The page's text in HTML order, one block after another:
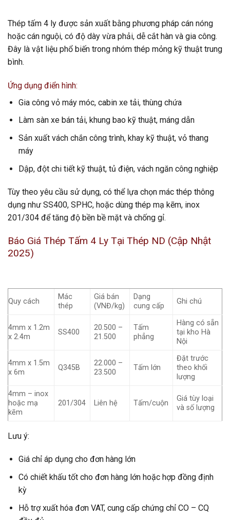
Thép tấm 4 ly được sản xuất bằng phương pháp cán nóng
hoặc cán nguội, có độ dày vừa phải, dễ cắt hàn và gia công.
Đây là vật liệu phổ biến trong nhóm thép mỏng kỹ thuật trung
bình.
Ứng dụng điển hình:
Gia công vỏ máy móc, cabin xe tải, thùng chứa
Làm sàn xe bán tải, khung bao kỹ thuật, máng dẫn
Sản xuất vách chắn công trình, khay kỹ thuật, vỏ thang
máy
Dập, đột chi tiết kỹ thuật, tủ điện, vách ngăn công nghiệp
Tùy theo yêu cầu sử dụng, có thể lựa chọn mác thép thông
dụng như SS400, SPHC, hoặc dùng thép mạ kẽm, inox
201/304 để tăng độ bền bề mặt và chống gỉ.
Báo Giá Thép Tấm 4 Ly Tại Thép ND (Cập Nhật
2025)
Quy cách
Mác
thép
Giá bán
(VNĐ/kg)
Dạng
cung cấp
Ghi chú
4mm x 1.2m
x 2.4m
SS400
20.500 –
21.500
Tấm
phẳng
Hàng có sẵn
tại kho Hà
Nội
4mm x 1.5m
x 6m
Q345B
22.000 –
23.500
Tấm lớn
Đặt trước
theo khối
lượng
4mm – inox
hoặc mạ
kẽm
201/304 Liên hệ Tấm/cuộn
Giá tùy loại
và số lượng
Lưu ý:
Giá chỉ áp dụng cho đơn hàng lớn
Có chiết khấu tốt cho đơn hàng lớn hoặc hợp đồng định
kỳ
Hỗ trợ xuất hóa đơn VAT, cung cấp chứng chỉ CO – CQ